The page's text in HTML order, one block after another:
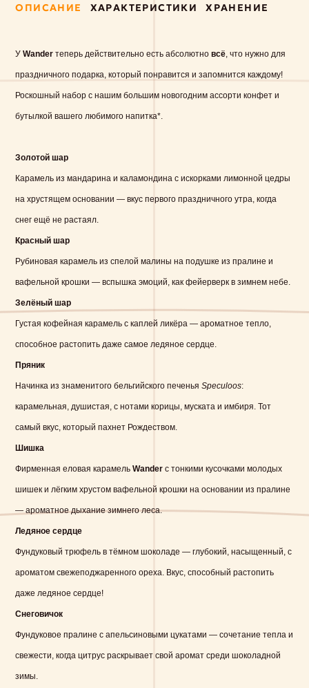
ОПИСАНИЕ ХАРАКТЕРИСТИКИ ХРАНЕНИЕ
УWander теперь действительно есть абсолютно всё , что нужно для
праздничного подарка, который понравится и запомнится каждому!
Роскошный набор с нашим большим новогодним ассорти конфет и
бутылкой вашего любимого напитка*.
Золотой шар
Карамель из мандарина и каламондина с искорками лимонной цедры
на хрустящем основании — вкус первого праздничного утра, когда
снег ещё не растаял.
Красный шар
Рубиновая карамель из спелой малины на подушке из пралине и
вафельной крошки — вспышка эмоций, как фейерверк в зимнем небе.
Зелёный шар
Густая кофейная карамель с каплей ликёра — ароматное тепло,
способное растопить даже самое ледяное сердце.
Пряник
Начинка из знаменитого бельгийского печенья Speculoos:
карамельная, душистая, с нотами корицы, муската и имбиря. Тот
самый вкус, который пахнет Рождеством.
Шишка
Фирменная еловая карамель Wander с тонкими кусочками молодых
шишек и лёгким хрустом вафельной крошки на основании из пралине
— ароматное дыхание зимнего леса.
Ледяное сердце
Фундуковый трюфель в тёмном шоколаде — глубокий, насыщенный, с
ароматом свежеподжаренного ореха. Вкус, способный растопить
даже ледяное сердце!
Снеговичок
Фундуковое пралине с апельсиновыми цукатами — сочетание тепла и
свежести, когда цитрус раскрывает свой аромат среди шоколадной
зимы.